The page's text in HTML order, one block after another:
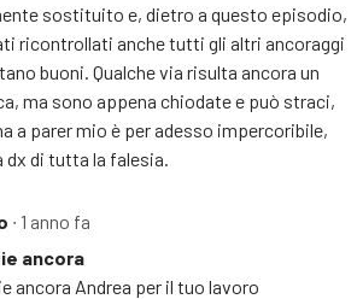
sostituito e, dietro a questo episodio,
ricontrollati anche tutti gli altri ancoraggi
buoni. Qualche via risulta ancora un
ma sono appena chiodate e può straci,
a parer mio è per adesso impercoribile,
dx di tutta la falesia.
∙ 1 anno fa
ancora
ancora Andrea per il tuo lavoro